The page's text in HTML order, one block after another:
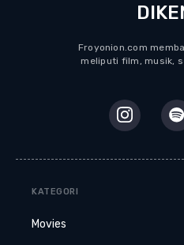
KATEGORI
Movies
Froyonion.com
meliputi film, musik,